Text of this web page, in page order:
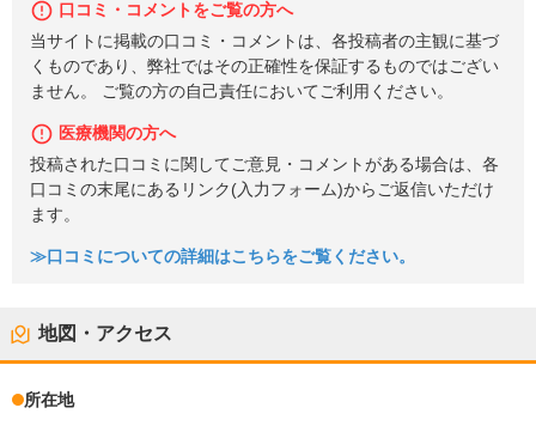
口コミ・コメントをご覧の方へ
当サイトに掲載の口コミ・コメントは、各投稿者の主観に基づ
くものであり、弊社ではその正確性を保証するものではござい
ません。 ご覧の方の自己責任においてご利用ください。
医療機関の方へ
投稿された口コミに関してご意見・コメントがある場合は、各
口コミの末尾にあるリンク(入力フォーム)からご返信いただけ
ます。
≫口コミについての詳細はこちらをご覧ください。
地図・アクセス
所在地